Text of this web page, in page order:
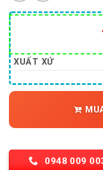
XUẤT XỨ
0948 009